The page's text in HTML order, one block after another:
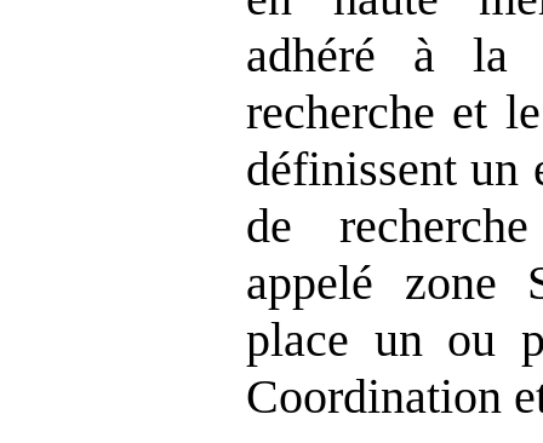
adhéré à la
recherche et
définissent un
de
appelé zone
place un ou
Coordination